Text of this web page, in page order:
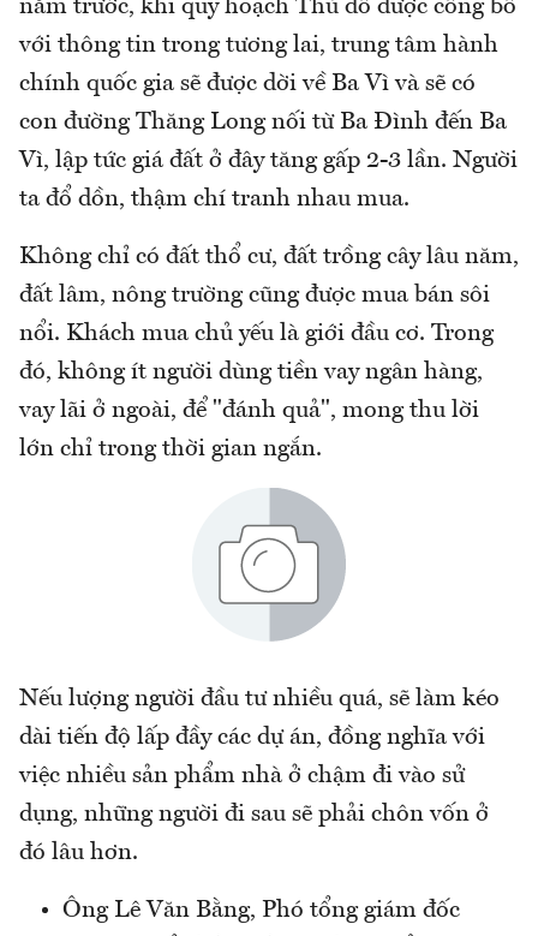
năm trước, khi quy hoạch Thủ đô được công bố
với thông tin trong tương lai, trung tâm hành
chính quốc gia sẽ được dời về Ba Vì và sẽ có
con đường Thăng Long nối từ Ba Đình đến Ba
Vì, lập tức giá đất ở đây tăng gấp 2-3 lần. Người
ta đổ dồn, thậm chí tranh nhau mua.
Không chỉ có đất thổ cư, đất trồng cây lâu năm,
đất lâm, nông trường cũng được mua bán sôi
nổi. Khách mua chủ yếu là giới đầu cơ. Trong
đó, không ít người dùng tiền vay ngân hàng,
vay lãi ở ngoài, để "đánh quả", mong thu lời
lớn chỉ trong thời gian ngắn.
Nếu lượng người đầu tư nhiều quá, sẽ làm kéo
dài tiến độ lấp đầy các dự án, đồng nghĩa với
việc nhiều sản phẩm nhà ở chậm đi vào sử
dụng, những người đi sau sẽ phải chôn vốn ở
đó lâu hơn.
Ông Lê Văn Bằng, Phó tổng giám đốc